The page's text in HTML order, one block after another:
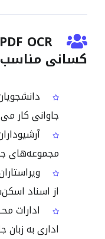
کسانی
جاوانی کار
مجموعه‌های
از اسناد
ادارات
اداری به زبان